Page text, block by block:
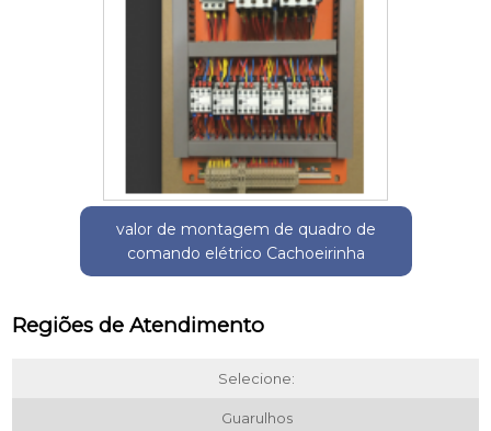
valor de montagem de quadro de
comando elétrico Cachoeirinha
Regiões de Atendimento
Selecione:
Guarulhos